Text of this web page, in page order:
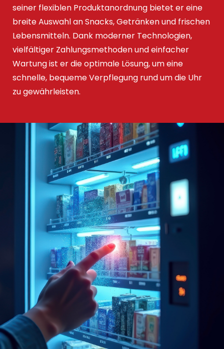
seiner flexiblen Produktanordnung bietet er eine
breite Auswahl an Snacks, Getränken und frischen
Lebensmitteln. Dank moderner Technologien,
vielfältiger Zahlungsmethoden und einfacher
Wartung ist er die optimale Lösung, um eine
schnelle, bequeme Verpflegung rund um die Uhr
zu gewährleisten.